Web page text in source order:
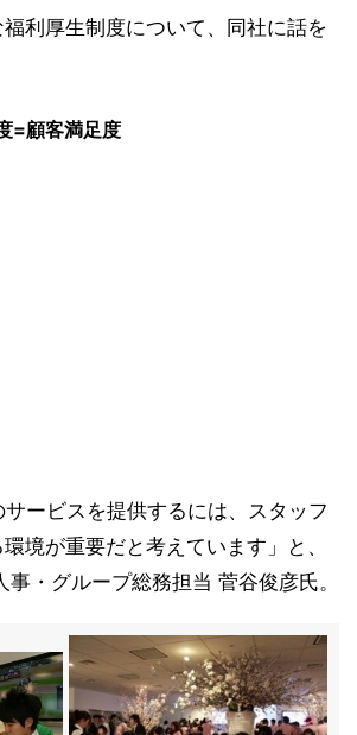
利厚生制度について、同社に話を
=顧客満足度
サービスを提供するには、スタッフ
境が重要だと考えています」と、
・グループ総務担当 菅谷俊彦氏。